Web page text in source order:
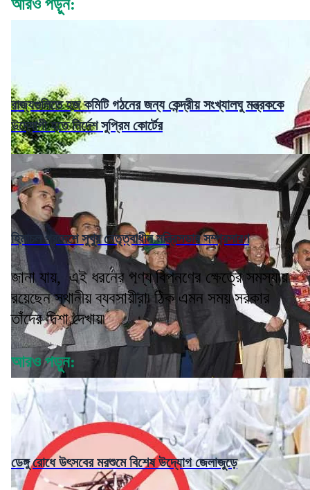
আরও পড়ুন:
রাজ্যগুলিতে হজ কমিটি গঠনের জন্য কেন্দ্রীয় সংখ্যালঘু মন্ত্রককে
উদ্যোগী হতে নির্দেশ সুপ্রিম কোর্টের
হিমাচল প্রদেশে সুখুর নেতৃত্বাধীন মন্ত্রিসভার সম্প্রসারণ
জানা যায়, এই ধরনের পণ্য বিপনণের ক্ষেত্রে সমস্যায়
রয়েছেন স্থানীয় ব্যবসায়ীরা৷ ঠিক এমন সময় সরকার
তাঁদের দিশা দেখায়৷
আরও পড়ুন:
ডেঙ্গু রোধে উৎসবের মরশুমে বিশেষ উদ্যোগ জেলাজুড়ে